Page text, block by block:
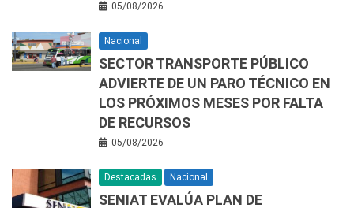
05/08/2026
Nacional
SECTOR TRANSPORTE PÚBLICO
ADVIERTE DE UN PARO TÉCNICO EN
LOS PRÓXIMOS MESES POR FALTA
DE RECURSOS
05/08/2026
Destacadas Nacional
SENIAT EVALÚA PLAN DE